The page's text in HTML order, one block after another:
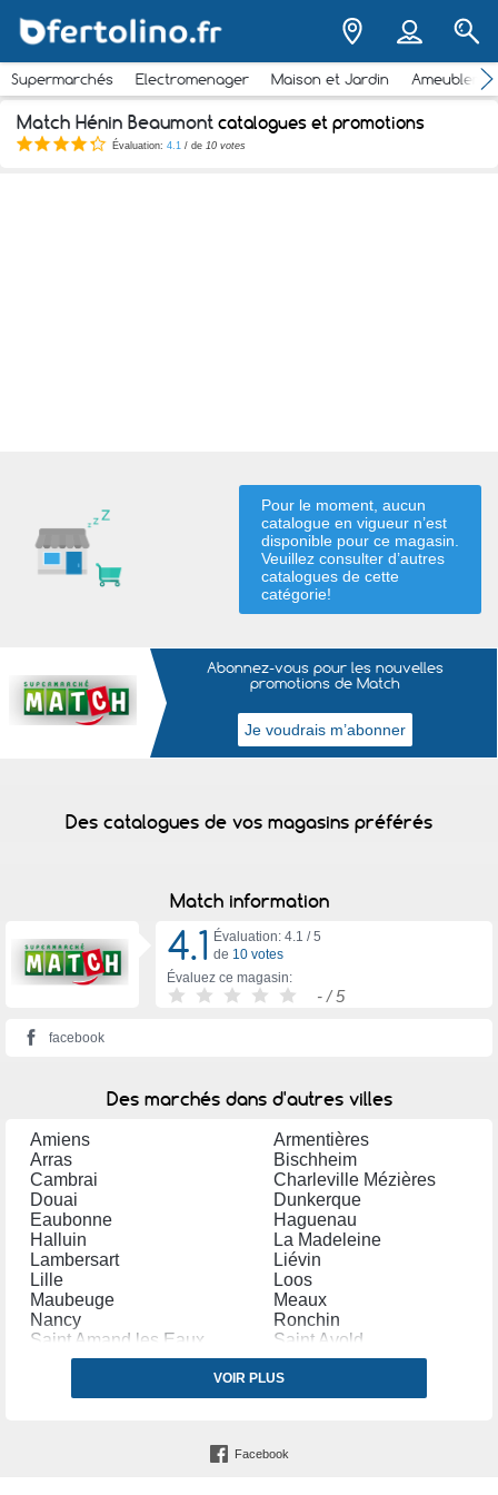
Supermarchés Electromenager Maison et Jardin
Match Hénin Beaumont catalogues et promotions
Évaluation: 4.1 / de 10 votes
Pour le moment, aucun
catalogue en vigueur n’est
disponible pour ce magasin.
Veuillez consulter d’autres
catalogues de cette
catégorie!
Abonnez-vous pour les nouvelles
promotions de Match
Des catalogues de vos magasins préférés
Match information
4.1 Évaluation: 4.1 /5
de 10 votes
Évaluez ce magasin:
- / 5
facebook
Des marchés dans d'autres villes
Amiens
Armentières
Arras
Bischheim
Cambrai
Charleville Mézières
Douai
Dunkerque
Eaubonne
Haguenau
Halluin
La Madeleine
Lambersart
Liévin
Lille
Loos
Maubeuge
Meaux
Nancy
Ronchin
Saint Amand les Eaux
Saint Avold
Saint Quentin
Sélestat
Thionville
Tourcoing
Wattrelos
VOIR PLUS
Facebook